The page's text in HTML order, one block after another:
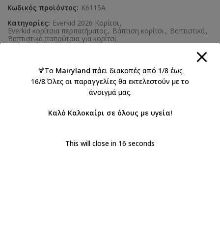
Κωδικός προϊόντος: K6115A
Κατηγορίες: Everkid 2026 Κορίτσι,
Everkid κορίτσια περπατήματος, Βάπτιση κορίτσι, Βαπτιστικά,
Βαπτιστικά παπούτσια για κορίτσι
Κοινοποιήστε:
ΣΧΕΤΙΚΆ ΠΡΟΪΌΝΤΑ
🍹Το Mairyland πάει διακοπές από 1/8 έως
16/8.Όλες οι παραγγελίες θα εκτελεστούν με το
άνοιγμά μας.
Καλό Καλοκαίρι σε όλους με υγεία!
This will close in 16 seconds